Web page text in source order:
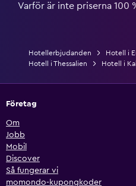
Varför är inte priserna 100
Hotellerbjudanden Hotell i
Hotell i Thessalien
Hotell i
Företag
Om
Jobb
Mobil
Discover
Så fungerar vi
momondo-kupongkoder